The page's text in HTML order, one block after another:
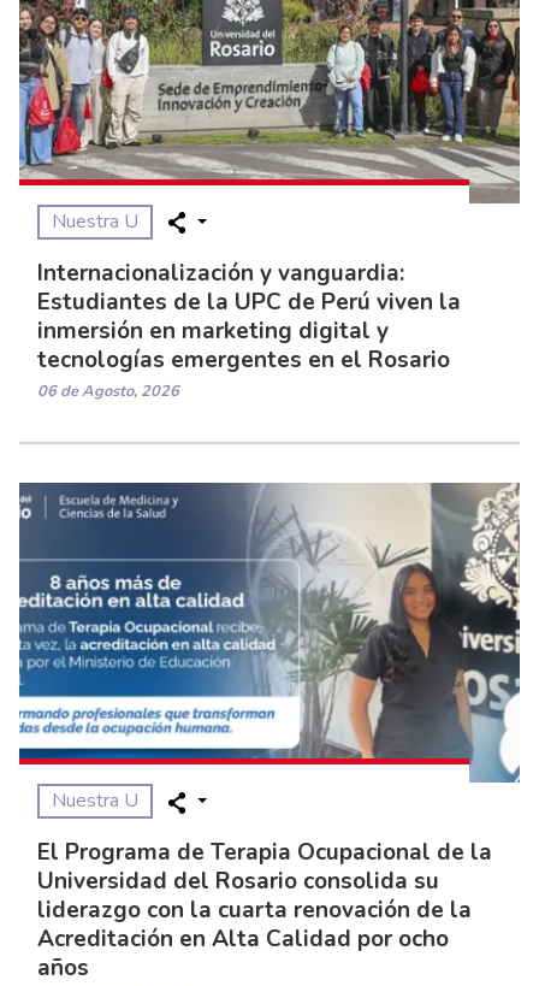
Nuestra U
Internacionalización y vanguardia:
Estudiantes de la UPC de Perú viven la
inmersión en marketing digital y
tecnologías emergentes en el Rosario
06 de Agosto, 2026
Nuestra U
El Programa de Terapia Ocupacional de la
Universidad del Rosario consolida su
liderazgo con la cuarta renovación de la
Acreditación en Alta Calidad por ocho
años